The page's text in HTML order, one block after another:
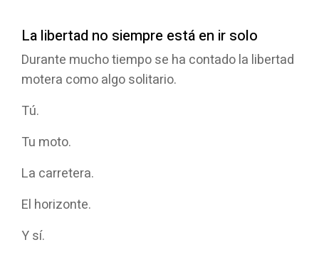
La libertad no siempre está en ir solo
Durante mucho tiempo se ha contado la libertad
motera como algo solitario.
Tú.
Tu moto.
La carretera.
El horizonte.
Y sí.